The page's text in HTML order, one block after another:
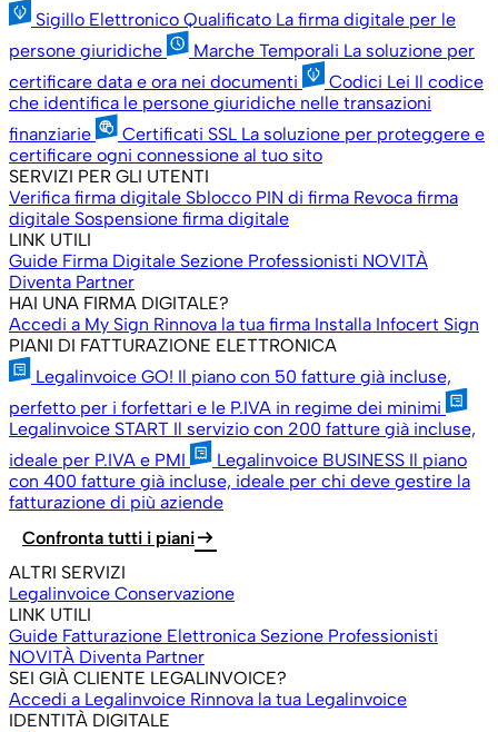
Sigillo Elettronico Qualificato La firma digitale per le
persone giuridiche
Marche Temporali La soluzione per
certificare data e ora nei documenti
Codici Lei Il codice
che identifica le persone giuridiche nelle transazioni
finanziarie
Certificati SSL La soluzione per proteggere e
certificare ogni connessione al tuo sito
SERVIZI PER GLI UTENTI
Verifica firma digitale Sblocco PIN di firma Revoca firma
digitale Sospensione firma digitale
LINK UTILI
Guide Firma Digitale Sezione Professionisti NOVITÀ
Diventa Partner
HAI UNA FIRMA DIGITALE?
Accedi a My Sign Rinnova la tua firma Installa Infocert Sign
PIANI DI FATTURAZIONE ELETTRONICA
Legalinvoice GO! Il piano con 50 fatture già incluse,
perfetto per i forfettari e le P.IVA in regime dei minimi
Legalinvoice START Il servizio con 200 fatture già incluse,
ideale per P.IVA e PMI
Legalinvoice BUSINESS Il piano
con 400 fatture già incluse, ideale per chi deve gestire la
fatturazione di più aziende
Confronta tutti i pianiarrow_right_alt
ALTRI SERVIZI
Legalinvoice Conservazione
LINK UTILI
Guide Fatturazione Elettronica Sezione Professionisti
NOVITÀ Diventa Partner
SEI GIÀ CLIENTE LEGALINVOICE?
Accedi a Legalinvoice Rinnova la tua Legalinvoice
IDENTITÀ DIGITALE